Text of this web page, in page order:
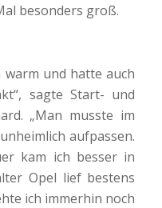
besonders groß.
warm und hatte auch
sagte Start- und
„Man musste im
aufpassen.
kam ich besser in
Opel lief bestens
ich immerhin noch